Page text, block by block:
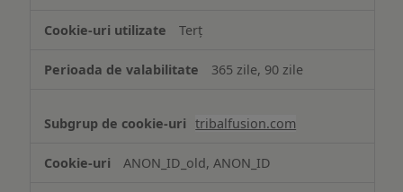
Terț
365 zile, 90 zile
tribalfusion.com
ANON_ID_old, ANON_ID